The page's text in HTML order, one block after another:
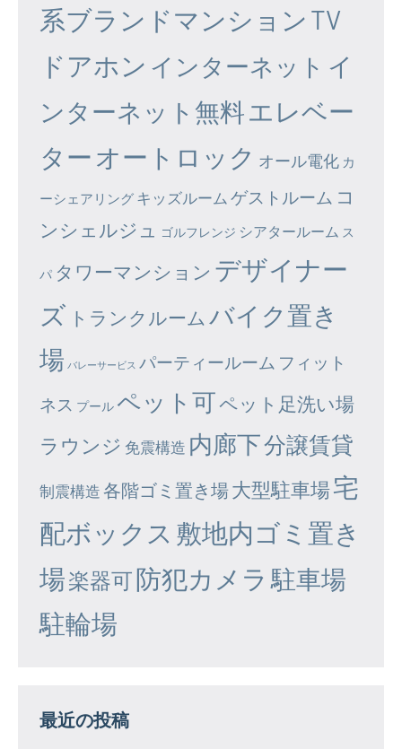
系ブランドマンション TV
ドアホン インターネット イ
ンターネット無料エレベー
ター オートロック オール電化 カ
ーシェアリング キッズルーム ゲストルーム コ
ンシェルジュ
ゴルフレンジ シアタールーム ス
パ タワーマンション デザイナー
ズ トランクルーム バイク置き
場 バレーサービス パーティールーム フィット
ネス プール ペット可ペット足洗い場
ラウンジ 免震構造 内廊下分譲賃貸
制震構造 各階ゴミ置き場大型駐車場宅
配ボックス 敷地内ゴミ置き
場楽器可防犯カメラ 駐車場
駐輪場
最近の投稿